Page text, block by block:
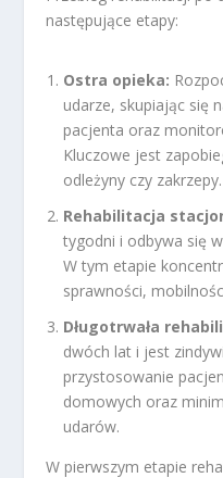
następujące etapy:
Ostra opieka:
udarze, skupiając się
pacjenta oraz
Kluczowe jest
odleżyny czy zakrzepy.
Rehabilitacja
tygodni i odbywa się
W tym etapie
sprawności,
Długotrwała
dwóch lat i jest
przystosowanie
domowych oraz
udarów.
W pierwszym etapie